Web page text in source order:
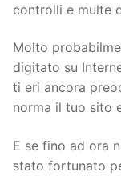
controlli e multe
Molto
digitato su
ti eri ancora
norma il tuo sito
E se fino ad ora
stato fortunato